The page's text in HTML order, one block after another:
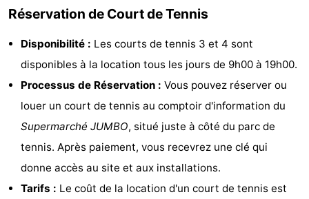
Duinoord
-
Duinweg
-
Kurhaus
Residentie
Soutelande
Campings
Chambre
d'hôtes
Chaumières
Réservation de Court de Tennis
Disponibilité : Les courts de tennis 3 et 4 sont
disponibles à la location tous les jours de 9h00 à 19h00.
Processus de Réservation : Vous pouvez réserver ou
louer un court de tennis au comptoir d'information du
Supermarché JUMBO, situé juste à côté du parc de
tennis. Après paiement, vous recevrez une clé qui
donne accès au site et aux installations.
Tarifs : Le coût de la location d'un court de tennis est